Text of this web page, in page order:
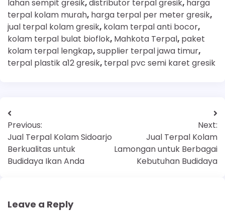
lahan sempit gresik,distributor terpal gresik, harga
terpal kolam murah, harga terpal per meter gresik,
jual terpal kolam gresik, kolam terpal anti bocor,
kolam terpal bulat bioflok, Mahkota Terpal, paket
kolam terpal lengkap,supplier terpal jawa timur,
terpal plastik a12 gresik, terpal pvc semi karet gresik
Previous:
Jual Terpal Kolam Sidoarjo
Berkualitas untuk
Budidaya Ikan Anda
Next:
Jual Terpal Kolam
Lamongan untuk Berbagai
Kebutuhan Budidaya
Leave a Reply